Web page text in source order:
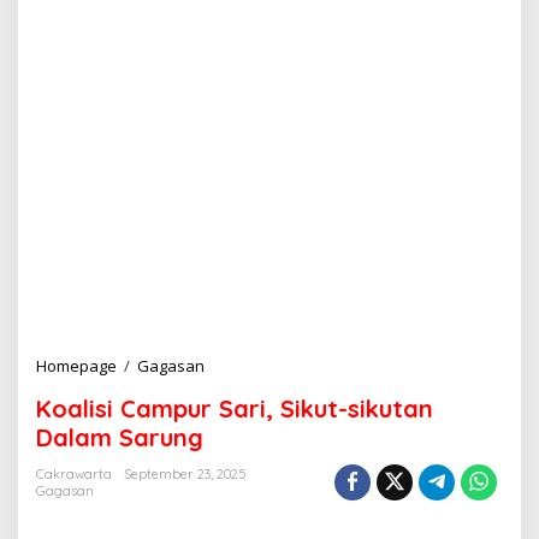
Homepage / Gagasan
a
s
Koalisi Campur Sari, Sikut-sikutan
Dalam Sarung
Cakrawarta
September 23, 2025
Gagasan